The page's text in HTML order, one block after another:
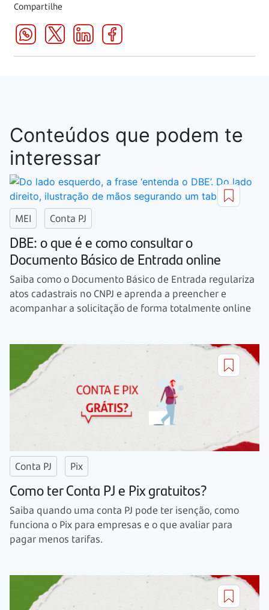
Compartilhe
Conteúdos que podem te
interessar
MEI Conta PJ
DBE: o que é e como consultar o
Documento Básico de Entrada online
Saiba como o Documento Básico de Entrada regulariza
atos cadastrais no CNPJ e aprenda a preencher e
acompanhar a solicitação de forma totalmente online
Conta PJ Pix
Como ter Conta PJ e Pix gratuitos?
Saiba quando uma conta PJ pode ter isenção, como
funciona o Pix para empresas e o que avaliar para
pagar menos tarifas.